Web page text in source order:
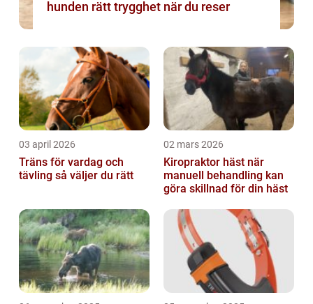
hunden rätt trygghet när du reser
03 april 2026
Träns för vardag och
tävling så väljer du rätt
02 mars 2026
Kiropraktor häst när
manuell behandling kan
göra skillnad för din häst